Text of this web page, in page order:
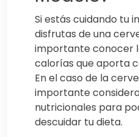
Si estás cuidando tu
disfrutas de una
importante conocer
calorías que aporta
En el caso de la
importante
nutricionales para
descuidar tu dieta.